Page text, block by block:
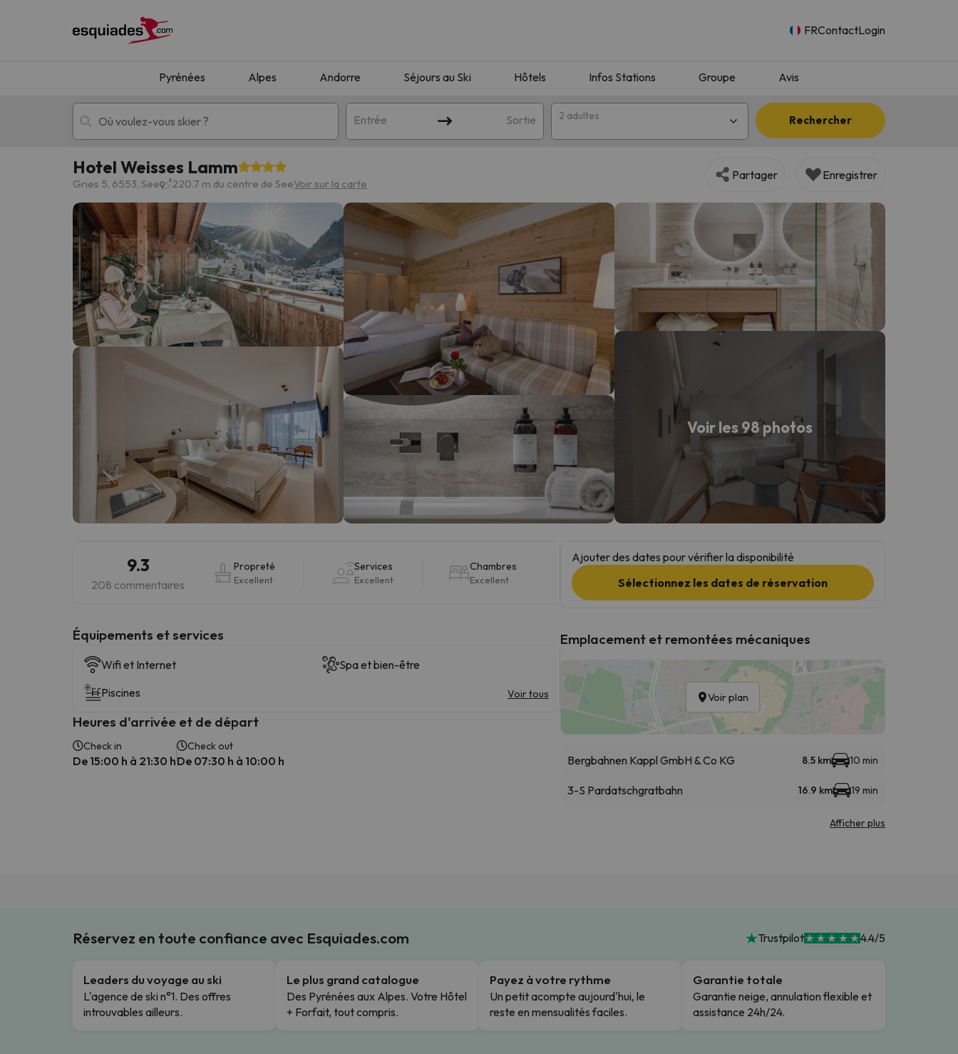
FRContactLogin
Pyrénées Alpes Andorre Séjours au Ski Hôtels Infos Stations Groupe Avis
Entrée Sortie 2 adultes Rechercher
Séjours au ski Séjours montagne
Oups, nous n'avons pas trouvé de résultats correspondant à votre recherche. Essayez de modifier la destination.
Il semble que notre chercheur se soit égaré. Dès qu'il aura retrouvé sa boussole, il reviendra.
Hotel Weisses Lamm
Gries 5, 6553, See 220.7 m du centre de SeeVoir sur la carte
Partager Enregistrer
Voir les 98 photos
9.3
208 commentaires
Propreté
Excellent
Services
Excellent
Chambres
Excellent
​Équipements et services
Wifi et Internet
Spa et bien-être
Piscines
Voir tous
Heures d'arrivée et de départ
Check in
De 15:00 h à 21:30 h
Check out
De 07:30 h à 10:00 h
Ajouter des dates pour vérifier la disponibilité
Sélectionnez les dates de réservation
Emplacement et remontées mécaniques
Voir plan
Bergbahnen Kappl GmbH & Co KG 8.5 km 10 min
3-S Pardatschgratbahn 16.9 km 19 min
Afficher plus
Réservez en toute confiance avec Esquiades.com Trustpilot 4.4/5
Leaders du voyage au ski
L'agence de ski n°1. Des offres
introuvables ailleurs.
Le plus grand catalogue
Des Pyrénées aux Alpes. Votre Hôtel
+ Forfait, tout compris.
Payez à votre rythme
Un petit acompte aujourd'hui, le
reste en mensualités faciles.
Garantie totale
Garantie neige, annulation flexible et
assistance 24h/24.